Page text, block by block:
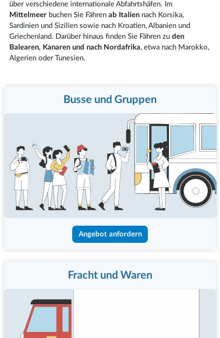
über verschiedene internationale Abfahrtshäfen. Im
Mittelmeerbuchen Sie Fähren ab Italiennach Korsika,
Sardinien und Sizilien sowie nach Kroatien, Albanien und
Griechenland. Darüber hinaus finden Sie Fähren zu den
Balearen, Kanaren und nach Nordafrika, etwa nach Marokko,
Algerien oder Tunesien.
Busse und Gruppen
Angebot anfordern
Fracht und Waren